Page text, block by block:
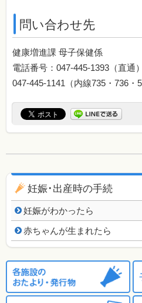
問い合わせ先
健康増進課 母子保健係
電話番号：047-445-1393（直通）
047-445-1141（内線735・736・
同じカテゴリのページ一覧
妊娠･出産時の手続
妊娠がわかったら
赤ちゃんが生まれたら